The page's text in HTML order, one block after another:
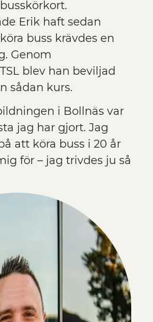
Erik haft sedan
buss krävdes en
Genom
blev han beviljad
sådan kurs.
i Bollnäs var
jag har gjort. Jag
att köra buss i 20 år
för – jag trivdes ju så